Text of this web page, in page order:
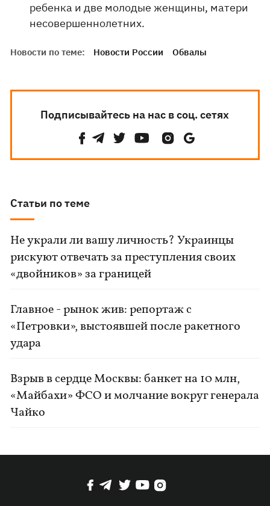
ребенка и две молодые женщины, матери
несовершеннолетних.
Новости по теме: Новости России Обвалы
Подписывайтесь на нас в соц. сетях
Статьи по теме
Не украли ли вашу личность? Украинцы
рискуют отвечать за преступления своих
«двойников» за границей
Главное - рынок жив: репортаж с
«Петровки», выстоявшей после ракетного
удара
Взрыв в сердце Москвы: банкет на 10 млн,
«Майбахи» ФСО и молчание вокруг генерала
Чайко